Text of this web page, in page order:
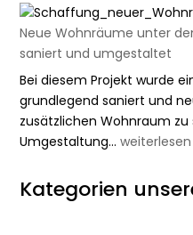
Neue Wohnräume unter
saniert und umgestaltet
Bei diesem Projekt wurde
grundlegend saniert und
zusätzlichen Wohnraum
Umgestaltung…Neue
unter
dem
weiterlesen
Kategorien